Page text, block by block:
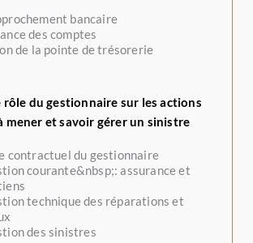
bancaire
des comptes
de la pointe de trésorerie
du gestionnaire sur les actions
mener et savoir gérer un sinistre
contractuel du gestionnaire
courante&nbsp;: assurance et
technique des réparations et
des sinistres